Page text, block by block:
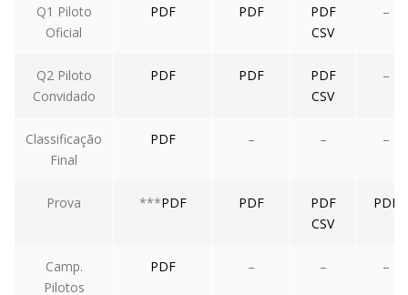
Q1 Piloto
Oficial
PDF PDF
PDF
CSV
–
Q2 Piloto
Convidado
PDF PDF
PDF
CSV
–
Classificação
Final
PDF – – –
Prova ***PDF PDF
PDF
CSV
PDF
Camp.
Pilotos
PDF – – –